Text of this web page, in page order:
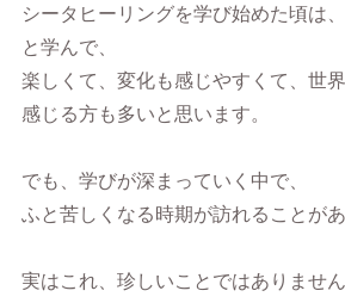
シータヒーリングを学び始めた頃は
と学んで、
楽しくて、変化も感じやすくて、世
感じる方も多いと思います。
でも、学びが深まっていく中で、
ふと苦しくなる時期が訪れることがあ
実はこれ、珍しいことではありません